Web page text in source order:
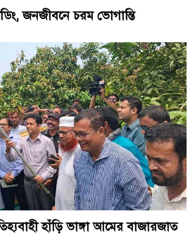
জনজীবনে চরম ভোগান্তি
হাঁড়ি ভাঙ্গা আমের বাজারজাত